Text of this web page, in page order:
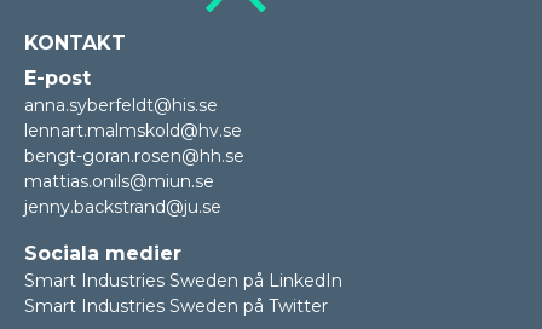
KONTAKT
E-post
anna.syberfeldt@his.se
lennart.malmskold@hv.se
bengt-goran.rosen@hh.se
mattias.onils@miun.se
jenny.backstrand@ju.se
Sociala medier
Smart Industries Sweden på LinkedIn
Smart Industries Sweden på Twitter